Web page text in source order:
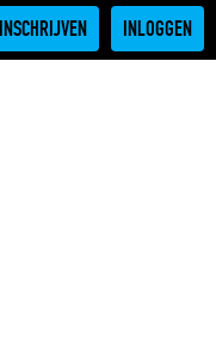
INSCHRIJVEN INLOGGEN